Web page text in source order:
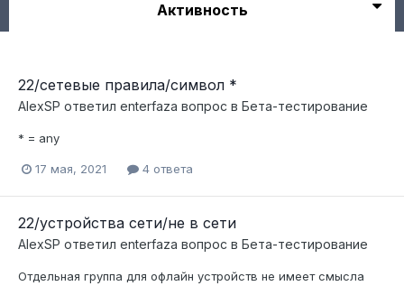
Активность
22/сетевые правила/символ *
AlexSP ответил enterfaza вопрос в Бета-тестирование
* = any
17 мая, 2021 4 ответа
22/устройства сети/не в сети
AlexSP ответил enterfaza вопрос в Бета-тестирование
Отдельная группа для офлайн устройств не имеет смысла